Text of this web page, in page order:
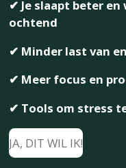
✔ Je slaapt beter
ochtend
✔ Minder last van
✔ Meer focus en
✔ Tools om stress
JA, DIT WIL IK!